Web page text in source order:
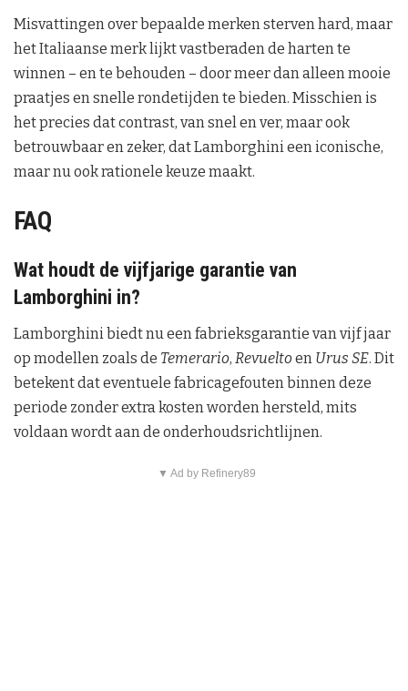
Misvattingen over bepaalde merken sterven hard, maar
het Italiaanse merk lijkt vastberaden de harten te
winnen – en te behouden – door meer dan alleen mooie
praatjes en snelle rondetijden te bieden. Misschien is
het precies dat contrast, van snel en ver, maar ook
betrouwbaar en zeker, dat Lamborghini een iconische,
maar nu ook rationele keuze maakt.
FAQ
Wat houdt de vijfjarige garantie van
Lamborghini in?
Lamborghini biedt nu een fabrieksgarantie van vijf jaar
op modellen zoals de Temerario, Revueltoen Urus SE. Dit
betekent dat eventuele fabricagefouten binnen deze
periode zonder extra kosten worden hersteld, mits
voldaan wordt aan de onderhoudsrichtlijnen.
▼ Ad by Refinery89